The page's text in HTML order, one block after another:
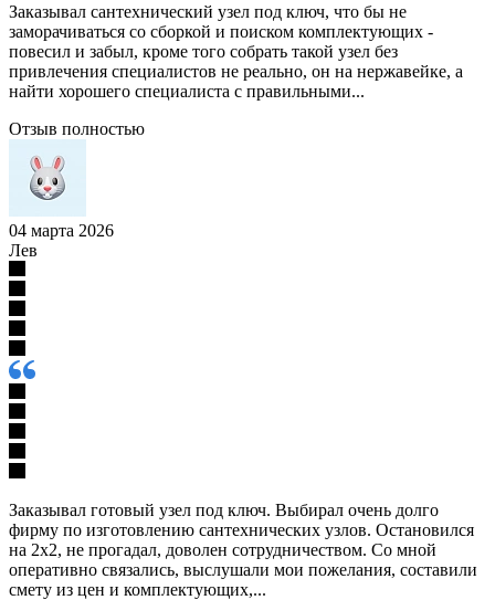
Заказывал сантехнический узел под ключ, что бы не
заморачиваться со сборкой и поиском комплектующих -
повесил и забыл, кроме того собрать такой узел без
привлечения специалистов не реально, он на нержавейке, а
найти хорошего специалиста с правильными...
Отзыв полностью
04 марта 2026
Лев
Заказывал готовый узел под ключ. Выбирал очень долго
фирму по изготовлению сантехнических узлов. Остановился
на 2х2, не прогадал, доволен сотрудничеством. Со мной
оперативно связались, выслушали мои пожелания, составили
смету из цен и комплектующих,...